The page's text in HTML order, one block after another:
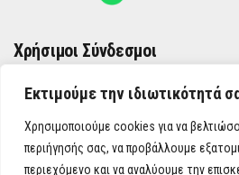
Εκτιμούμε την ιδιωτικότητά
Χρησιμοποιούμε cookies για να
περιήγησής σας, να προβάλλουμε
περιεχόμενο και να αναλύουμε την
Χρήσιμοι Σύνδεσμοι
ΌΡΟΙ ΧΡΉΣΗΣ
ΠΟΛΙΤΙΚΉ ΑΠΟΡΡΉΤΟΥ